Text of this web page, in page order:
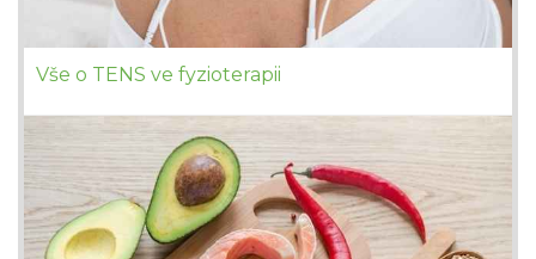
Vše o TENS ve fyzioterapii